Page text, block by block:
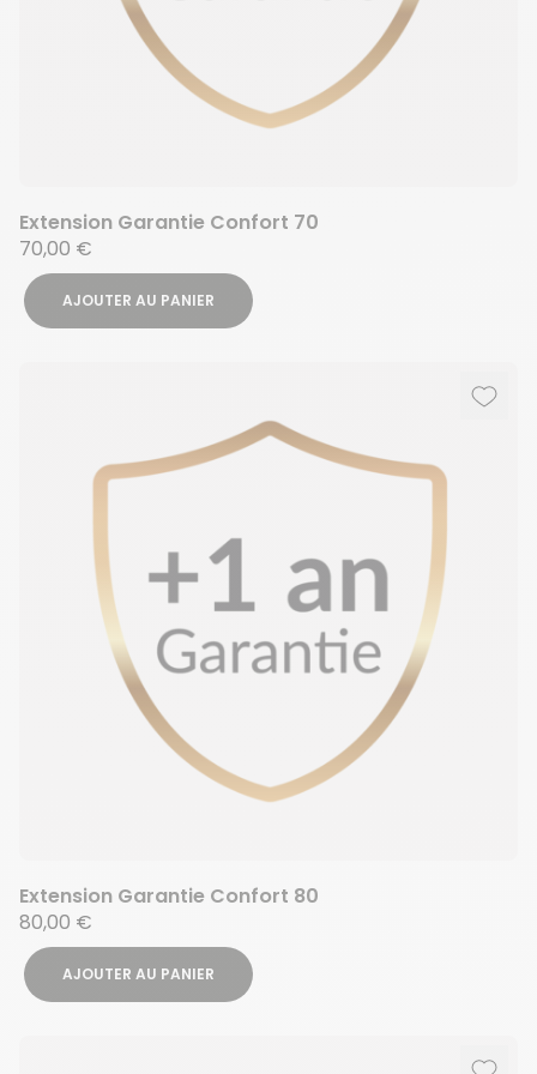
Extension Garantie Confort 70
70,00 €
AJOUTER AU PANIER
Extension Garantie Confort 80
80,00 €
AJOUTER AU PANIER